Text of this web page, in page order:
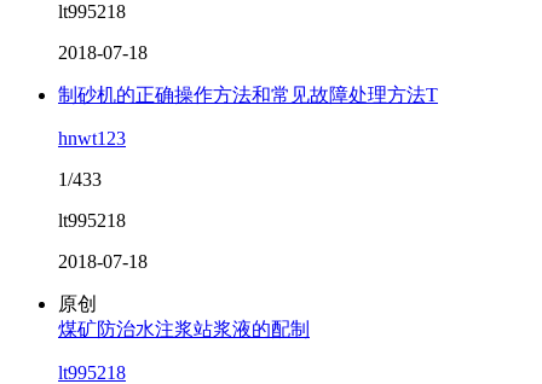
lt995218
2018-07-18
制砂机的正确操作方法和常见故障处理方法T
hnwt123
1/433
lt995218
2018-07-18
原创
煤矿防治水注浆站浆液的配制
lt995218